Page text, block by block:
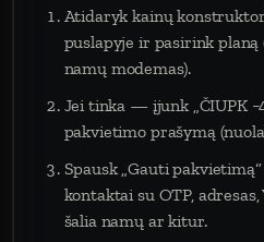
Atidaryk kainų
puslapyje ir pasirink planą
namų modemas).
Jei tinka — įjunk „ČIUPK
pakvietimo prašymą
Spausk „Gauti
kontaktai su OTP,
šalia namų ar kitur.